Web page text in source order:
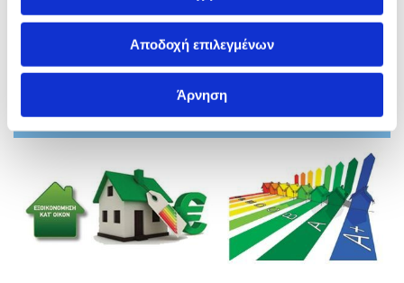
Αποδοχή επιλεγμένων
Άρνηση
ΠΡΟΓΡΑΜΜΑ ΕΞΟΙΚΟΝΟΜΩ ΚΑΤ’ ΟΙΚΟΝ